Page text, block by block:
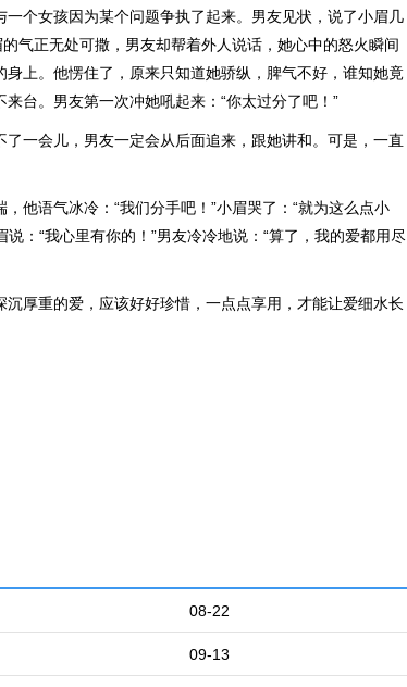
个女孩因为某个问题争执了起来。男友见状，说了小眉几
气正无处可撒，男友却帮着外人说话，她心中的怒火瞬间
上。他愣住了，原来只知道她骄纵，脾气不好，谁知她竟
台。男友第一次冲她吼起来：“你太过分了吧！”
一会儿，男友一定会从后面追来，跟她讲和。可是，一直
他语气冰冷：“我们分手吧！”小眉哭了：“就为这么点小
：“我心里有你的！”男友冷冷地说：“算了，我的爱都用尽
厚重的爱，应该好好珍惜，一点点享用，才能让爱细水长
08-22
09-13